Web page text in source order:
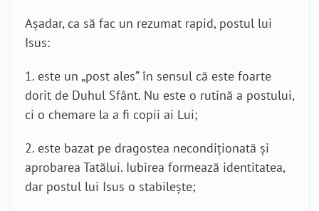
Așadar, ca să fac un rezumat rapid, postul lui
Isus:
1. este un „post ales” în sensul că este foarte
dorit de Duhul Sfânt. Nu este o rutină a postului,
ci o chemare la a fi copii ai Lui;
2. este bazat pe dragostea necondiționată și
aprobarea Tatălui. Iubirea formează identitatea,
dar postul lui Isus o stabilește;